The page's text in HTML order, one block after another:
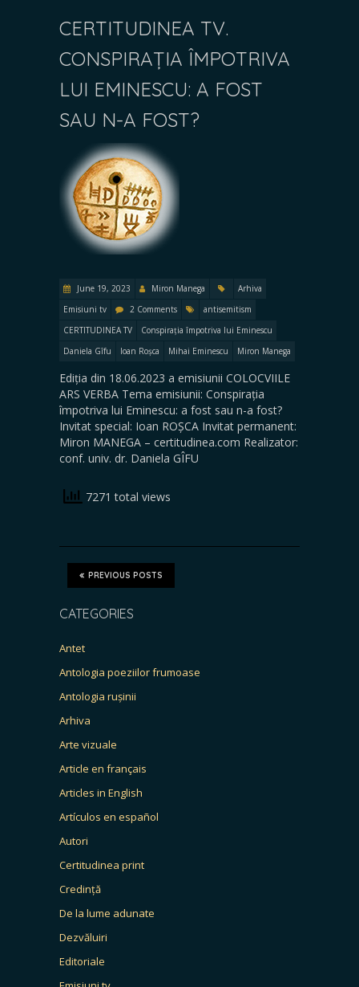
CERTITUDINEA TV.
CONSPIRAȚIA ÎMPOTRIVA
LUI EMINESCU: A FOST
SAU N-A FOST?
June 19, 2023 Miron Manega
Arhiva
Emisiuni tv
2 Comments
antisemitism
CERTITUDINEA TV
Conspirația împotriva lui Eminescu
Daniela Gîfu
Ioan Roșca Mihai Eminescu Miron Manega
Ediția din 18.06.2023 a emisiunii COLOCVIILE
ARS VERBA Tema emisiunii: Conspirația
împotriva lui Eminescu: a fost sau n-a fost?
Invitat special: Ioan ROȘCA Invitat permanent:
Miron MANEGA – certitudinea.com Realizator:
conf. univ. dr. Daniela GÎFU
7271 total views
PREVIOUS POSTS
CATEGORIES
Antet
Antologia poeziilor frumoase
Antologia rușinii
Arhiva
Arte vizuale
Article en français
Articles in English
Artículos en español
Autori
Certitudinea print
Credință
De la lume adunate
Dezvăluiri
Editoriale